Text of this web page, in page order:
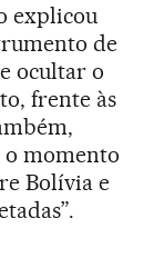
explicou
de
ocultar o
frente às
momento
Bolívia e